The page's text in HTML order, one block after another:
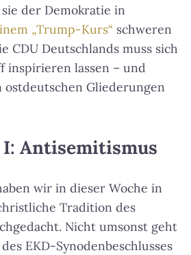
der Demokratie in
„Trump-Kurs“ schweren
CDU Deutschlands muss sich
inspirieren lassen – und
Gliederungen
I: Antisemitismus
wir in dieser Woche in
Tradition des
Nicht umsonst geht
EKD-Synodenbeschlusses